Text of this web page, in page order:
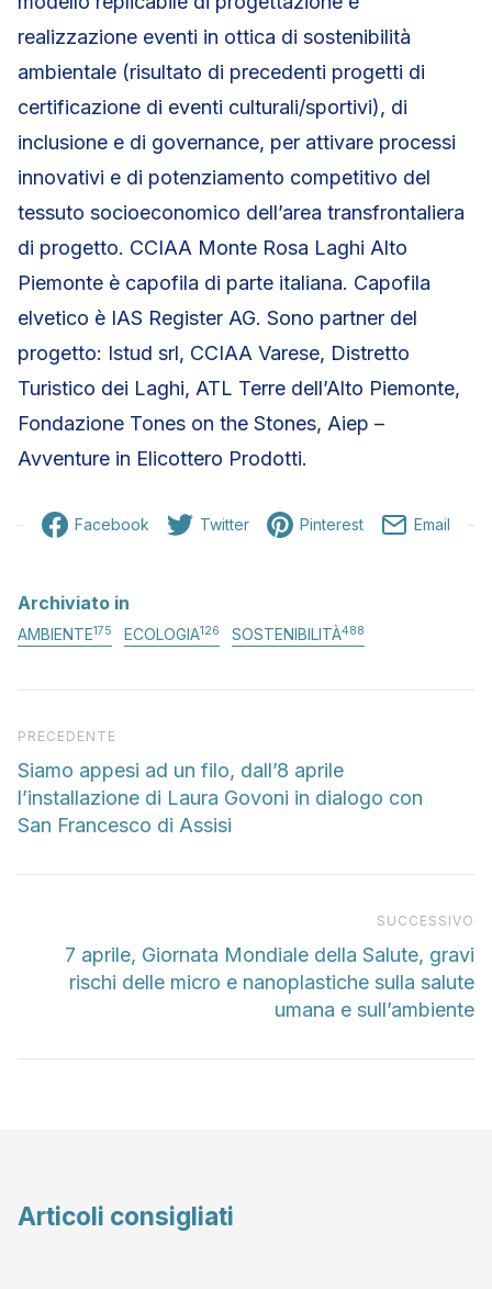
realizzazione eventi in ottica di sostenibilità
ambientale (risultato di precedenti progetti di
certificazione di eventi culturali/sportivi), di
inclusione e di governance, per attivare processi
innovativi e di potenziamento competitivo del
tessuto socioeconomico dell’area transfrontaliera
di progetto. CCIAA Monte Rosa Laghi Alto
Piemonte è capofila di parte italiana. Capofila
elvetico è IAS Register AG. Sono partner del
progetto: Istud srl, CCIAA Varese, Distretto
Turistico dei Laghi, ATL Terre dell’Alto Piemonte,
Fondazione Tones on the Stones, Aiep –
Avventure in Elicottero Prodotti.
Facebook Twitter Pinterest Email
Archiviato in
AMBIENTE175 ECOLOGIA126 SOSTENIBILITÀ488
Articolo precedente
PRECEDENTE
Siamo appesi ad un filo, dall’8 aprile
l’installazione di Laura Govoni in dialogo con
San Francesco di Assisi
SUCCESSIVO
7 aprile, Giornata Mondiale della Salute, gravi
rischi delle micro e nanoplastiche sulla salute
umana e sull’ambiente
Articoli consigliati